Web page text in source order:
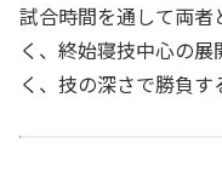
試合時間を通して両
く、終始寝技中心の
く、技の深さで勝負す